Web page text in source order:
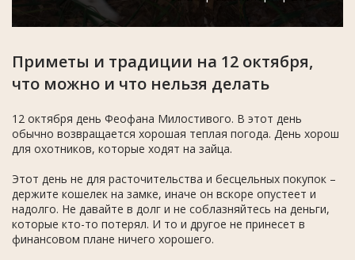
Приметы и традиции на 12 октября,
что можно и что нельзя делать
12 октября день Феофана Милостивого. В этот день
обычно возвращается хорошая теплая погода. День хорош
для охотников, которые ходят на зайца.
Этот день не для расточительства и бесцельных покупок –
держите кошелек на замке, иначе он вскоре опустеет и
надолго. Не давайте в долг и не соблазняйтесь на деньги,
которые кто-то потерял. И то и другое не принесет в
финансовом плане ничего хорошего.